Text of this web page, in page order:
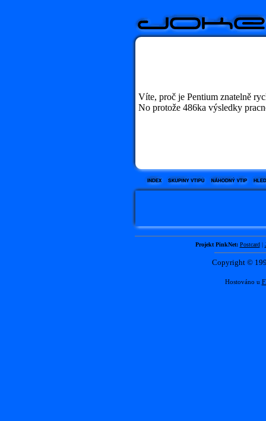
Víte, proč je Pentium znatelně
No protože 486ka výsledky
Projekt PinkNet: Postcard|
Copyright ©
Hostováno u